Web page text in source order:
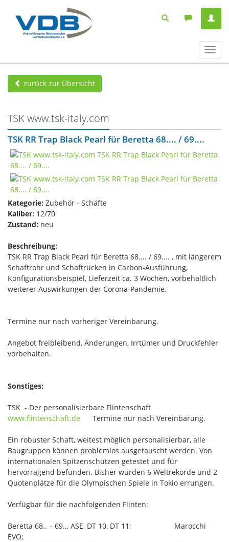
ein-/
zurück zur Übersicht
TSK www.tsk-italy.com
TSK RR Trap Black Pearl für Beretta 68.... / 69....
Kategorie: Zubehör - Schäfte
Kaliber: 12/70
Zustand: neu
Beschreibung:
TSK RR Trap Black Pearl für Beretta 68.... / 69.... , mit längerem
Schaftrohr und Schaftrücken in Carbon-Ausführung,
Konfigurationsbeispiel, Lieferzeit ca. 3 Wochen, vorbehaltlich
weiterer Auswirkungen der Corona-Pandemie.
Termine nur nach vorheriger Vereinbarung.
Angebot freibleibend, Änderungen, Irrtümer und Druckfehler
vorbehalten.
Sonstiges:
TSK - Der personalisierbare Flintenschaft
www.flintenschaft.de Termine nur nach Vereinbarung.
Ein robuster Schaft, weitest möglich personalisierbar, alle
Baugruppen können problemlos ausgetauscht werden. Von
internationalen Spitzenschützen getestet und für
hervorragend befunden. Bisher wurden 6 Weltrekorde und 2
Quotenplätze für die Olympischen Spiele in Tokio errungen.
Verfügbar für die nachfolgenden Flinten:
Beretta 68.. – 69.., ASE, DT 10, DT 11; Marocchi
EVO;